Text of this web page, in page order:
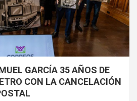
GARCÍA 35 AÑOS DE
CON LA CANCELACIÓN